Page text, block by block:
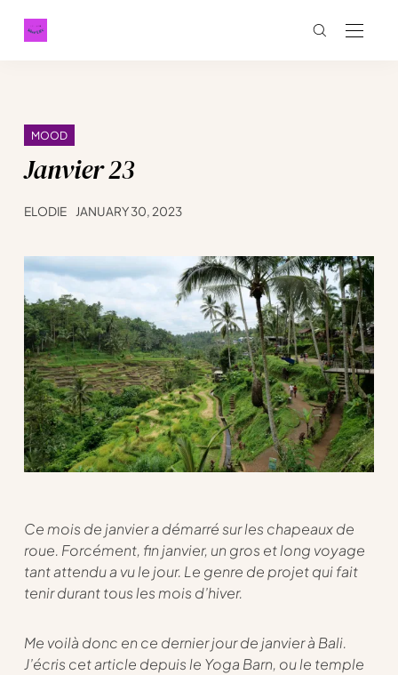
MOOD
Janvier 23
ELODIE JANUARY 30, 2023
Ce mois de janvier a démarré sur les chapeaux de
roue. Forcément, fin janvier, un gros et long voyage
tant attendu a vu le jour. Le genre de projet qui fait
tenir durant tous les mois d’hiver.
Me voilà donc en ce dernier jour de janvier à Bali.
J’écris cet article depuis le Yoga Barn, ou le temple